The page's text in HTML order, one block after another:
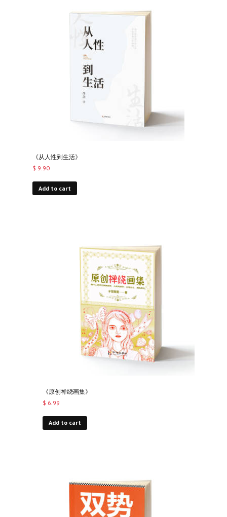
《从人性到生活》
$ 9.90
Add to cart
《原创禅绕画集》
$ 6.99
Add to cart